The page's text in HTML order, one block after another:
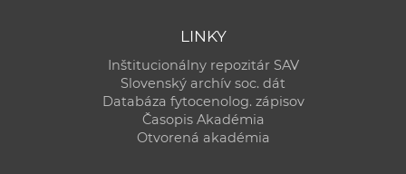
LINKY
Inštitucionálny repozitár SAV
Slovenský archív soc. dát
Databáza fytocenolog. zápisov
Časopis Akadémia
Otvorená akadémia